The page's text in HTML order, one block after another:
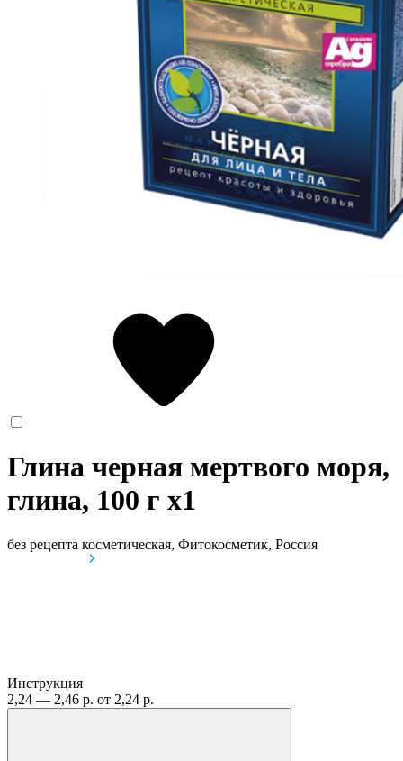
Глина черная мертвого моря,
глина, 100 г x1
без рецепта косметическая, Фитокосметик, Россия
Инструкция
2,24 — 2,46 р. от 2,24 р.